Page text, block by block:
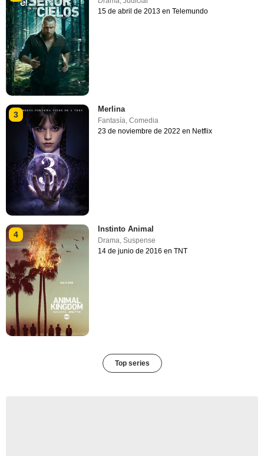
15 de abril de 2013 en Telemundo
3
Merlina
Fantasía,Comedia
23 de noviembre de 2022 en Netflix
4
Instinto Animal
Drama,Suspense
14 de junio de 2016 en TNT
Top series